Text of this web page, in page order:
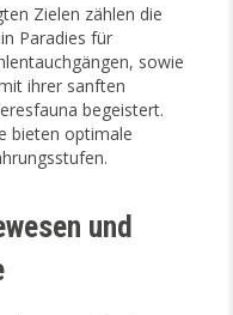
Zielen zählen die
Paradies für
sowie
ihrer sanften
begeistert.
bieten optimale
und